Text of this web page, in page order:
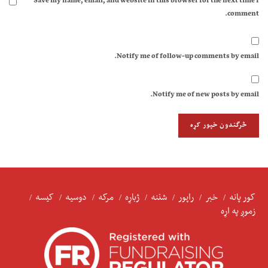
comment.
Notify me of follow-up comments by email.
Notify me of new posts by email.
کور پانه خبر راپور شننه ژباړه مرکه دوسیه
کیسه
زموږ په اړه